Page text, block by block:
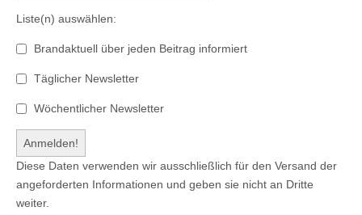
Liste(n) auswählen:
Brandaktuell über jeden Beitrag informiert
Täglicher Newsletter
Wöchentlicher Newsletter
Diese Daten verwenden wir ausschließlich für den Versand der
angeforderten Informationen und geben sie nicht an Dritte
weiter.